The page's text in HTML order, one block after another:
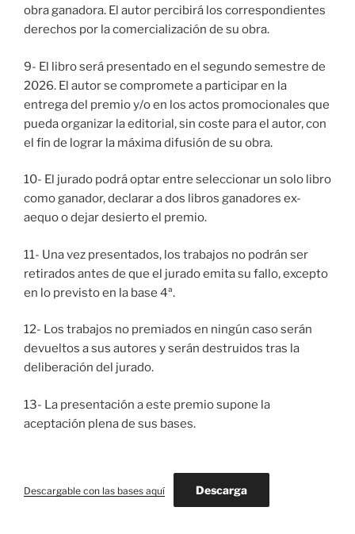
obra ganadora. El autor percibirá los correspondientes
derechos por la comercialización de su obra.
9- El libro será presentado en el segundo semestre de
2026. El autor se compromete a participar en la
entrega del premio y/o en los actos promocionales que
pueda organizar la editorial, sin coste para el autor, con
el fin de lograr la máxima difusión de su obra.
10- El jurado podrá optar entre seleccionar un solo libro
como ganador, declarar a dos libros ganadores ex-
aequo o dejar desierto el premio.
11- Una vez presentados, los trabajos no podrán ser
retirados antes de que el jurado emita su fallo, excepto
en lo previsto en la base 4ª.
12- Los trabajos no premiados en ningún caso serán
devueltos a sus autores y serán destruidos tras la
deliberación del jurado.
13- La presentación a este premio supone la
aceptación plena de sus bases.
Descargable con las bases aquí Descarga